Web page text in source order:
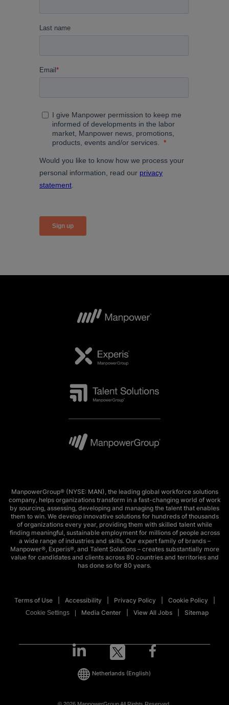
ManpowerGroup® (NYSE: MAN), the leading global workforce solutions
company, helps organizations transform in a fast-changing world of work
by sourcing, assessing, developing and managing the talent that enables
them to win. We develop innovative solutions for hundreds of thousands
of organizations every year, providing them with skilled talent while
finding meaningful, sustainable employment for millions of people across
a wide range of industries and skills. Our expert family of brands –
Manpower®, Experis®, and Talent Solutions – creates substantially more
value for candidates and clients across 80 countries and territories and
has done so for 80 years.
Terms of Use Accessibility Privacy Policy Cookie Policy
Cookie Settings Media Center View All Jobs Sitemap
© 2026 ManpowerGroup All Rights Reserved.
Netherlands (English)